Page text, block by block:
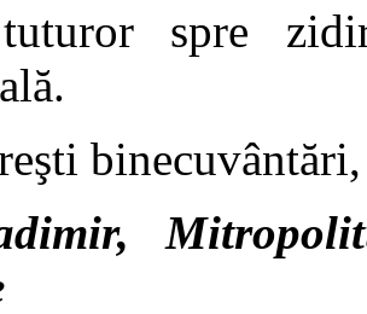
spre
binecuvântări,